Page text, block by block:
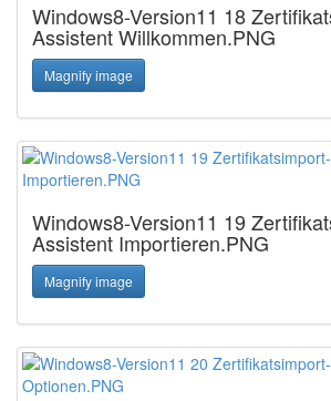
Windows8-Version11 18
Assistent Willkommen.PNG
Magnify image
Windows8-Version11 19
Assistent Importieren.PNG
Magnify image